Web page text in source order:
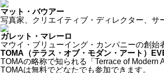
マット・バウアー
写真家、クリエイティブ・ディレクター、サ
ガレット・マレーロ
マウイ・ブリューイング・カンパニーの創始
TOMA（テラス・オブ・モダン・アート）
TOMAの略称で知られる「Terrace of Modern
TOMAは無料でどなたでも参加できます。